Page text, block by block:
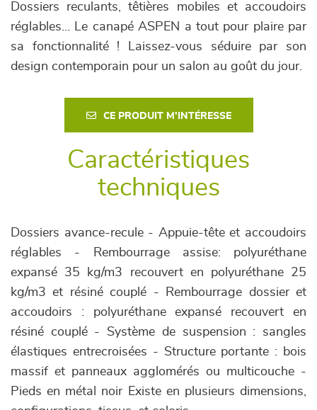
Dossiers reculants, têtières mobiles et accoudoirs
réglables… Le canapé ASPEN a tout pour plaire par
sa fonctionnalité ! Laissez-vous séduire par son
design contemporain pour un salon au goût du jour.
CE PRODUIT M'INTÉRESSE
Caractéristiques
techniques
Dossiers avance-recule - Appuie-tête et accoudoirs
réglables - Rembourrage assise: polyuréthane
expansé 35 kg/m3 recouvert en polyuréthane 25
kg/m3 et résiné couplé - Rembourrage dossier et
accoudoirs : polyuréthane expansé recouvert en
résiné couplé - Système de suspension : sangles
élastiques entrecroisées - Structure portante : bois
massif et panneaux agglomérés ou multicouche -
Pieds en métal noir Existe en plusieurs dimensions,